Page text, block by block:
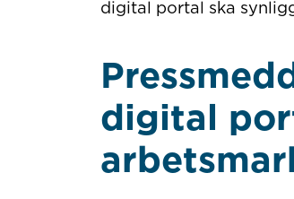
digital portal ska
digital